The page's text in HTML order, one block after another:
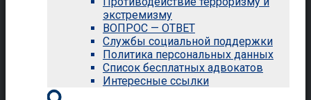
экстремизму
ВОПРОС — ОТВЕТ
Службы социальной поддержки
Политика персональных данных
Список бесплатных адвокатов
Интересные ссылки